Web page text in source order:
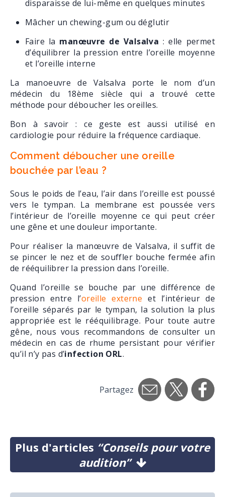
disparaisse de lui-même en quelques minutes
Mâcher un chewing-gum ou déglutir
Faire la manœuvre de Valsalva : elle permet
d’équilibrer la pression entre l’oreille moyenne
et l’oreille interne
La manoeuvre de Valsalva porte le nom d’un
médecin du 18ème siècle qui a trouvé cette
méthode pour déboucher les oreilles.
Bon à savoir : ce geste est aussi utilisé en
cardiologie pour réduire la fréquence cardiaque.
Comment déboucher une oreille
bouchée par l’eau ?
Sous le poids de l’eau, l’air dans l’oreille est poussé
vers le tympan. La membrane est poussée vers
l’intérieur de l’oreille moyenne ce qui peut créer
une gêne et une douleur importante.
Pour réaliser la manœuvre de Valsalva, il suffit de
se pincer le nez et de souffler bouche fermée afin
de rééquilibrer la pression dans l’oreille.
Quand l’oreille se bouche par une différence de
pression entre l’oreille externe et l’intérieur de
l’oreille séparés par le tympan, la solution la plus
appropriée est le rééquilibrage. Pour toute autre
gêne, nous vous recommandons de consulter un
médecin en cas de rhume persistant pour vérifier
qu’il n’y pas d’infection ORL.
Partagez
Plus d'articles “Conseils pour votre
audition”